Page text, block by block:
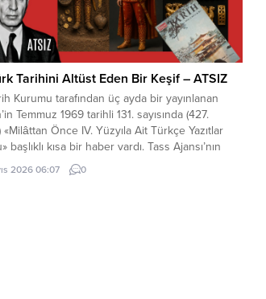
Tarihini Altüst Eden Bir Keşif – ATSIZ
Kurumu tarafından üç ayda bir yayınlanan
Temmuz 1969 tarihli 131. sayısında (427.
«Milâttan Önce IV. Yüzyıla Ait Türkçe Yazıtlar
başlıklı kısa bir haber vardı. Tass Ajansı’nın
kaynaklı bir haberinde, bu yazıtlarda yapılan
göre, bunların Milât’tan Önce IV. Yüzyılda
2026 06:07 0